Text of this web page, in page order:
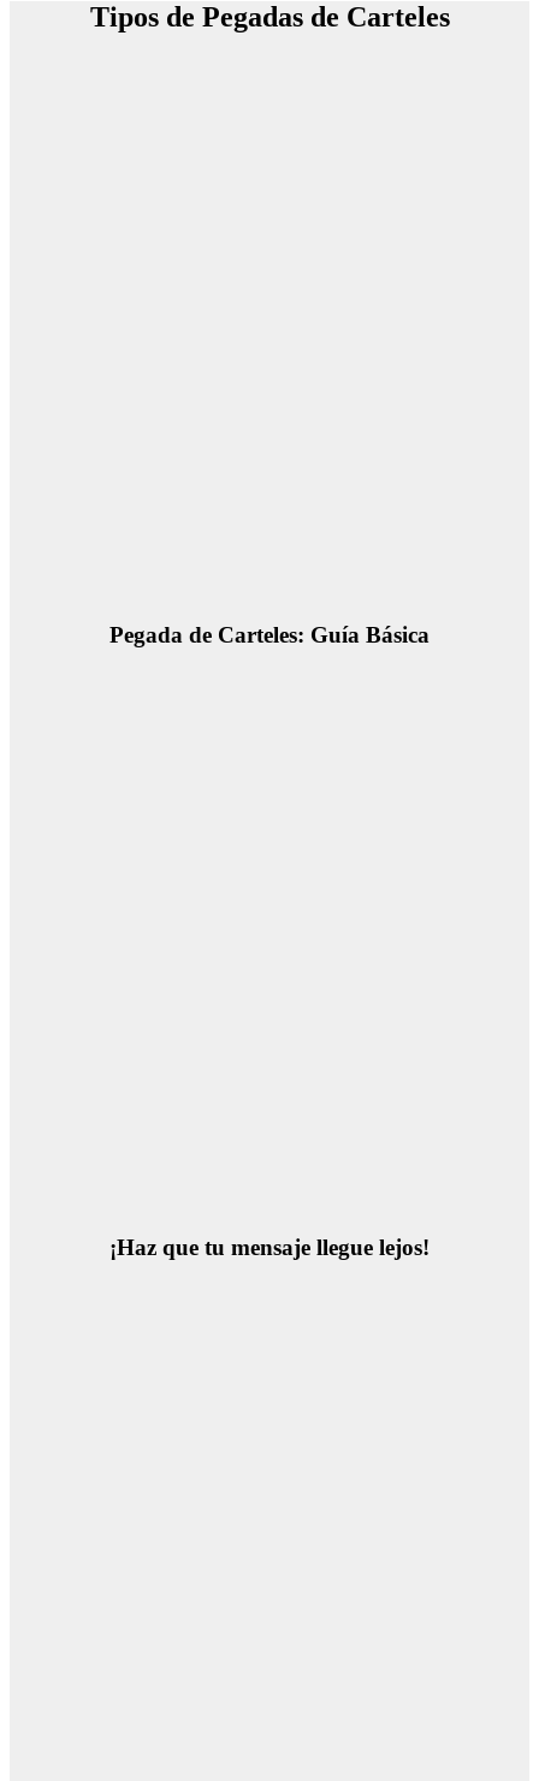
Tipos de Pegadas de Carteles
Pegada de Carteles: Guía Básica
¡Haz que tu mensaje llegue lejos!